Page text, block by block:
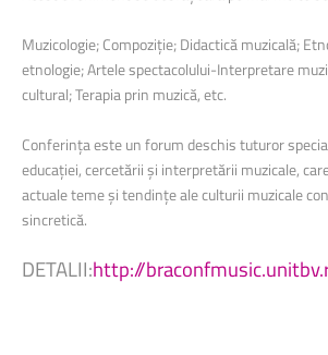
Muzicologie; Compoziție; Didactică muzicală;
etnologie; Artele spectacolului-Interpretare
cultural; Terapia prin muzică, etc.
Conferința este un forum deschis tuturor
educației, cercetării și interpretării muzicale,
actuale teme și tendințe ale culturii muzicale
sincretică.
DETALII:http://